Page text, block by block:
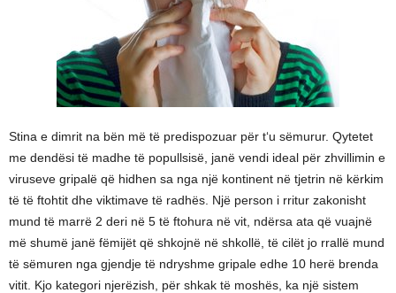
Stina e dimrit na bën më të predispozuar për t‘u sëmurur. Qytetet
me dendësi të madhe të popullsisë, janë vendi ideal për zhvillimin e
viruseve gripalë që hidhen sa nga një kontinent në tjetrin në kërkim
të të ftohtit dhe viktimave të radhës. Një person i rritur zakonisht
mund të marrë 2 deri në 5 të ftohura në vit, ndërsa ata që vuajnë
më shumë janë fëmijët që shkojnë në shkollë, të cilët jo rrallë mund
të sëmuren nga gjendje të ndryshme gripale edhe 10 herë brenda
vitit. Kjo kategori njerëzish, për shkak të moshës, ka një sistem